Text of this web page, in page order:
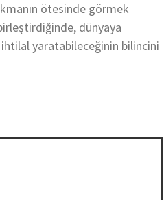
ötesinde görmek
dünyaya
yaratabileceğinin bilincini